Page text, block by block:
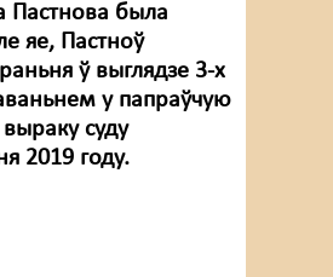
Пастнова была
яе, Пастноў
ў выглядзе 3-х
у папраўчую
суду
2019 году.